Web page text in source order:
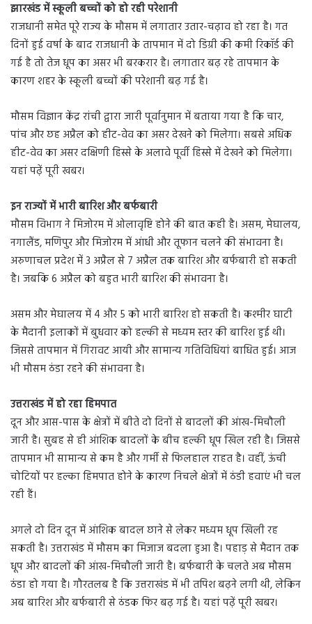
झारखंड में स्कूली बच्चों को हो रही परेशानी
राजधानी समेत पूरे राज्य के मौसम में लगातार उतार-चढ़ाव हो रहा है। गत
दिनों हुई वर्षा के बाद राजधानी के तापमान में दो डिग्री की कमी रिकॉर्ड की
गई है तो तेज धूप का असर भी बरकरार है। लगातार बढ़ रहे तापमान के
कारण शहर के स्कूली बच्चों की परेशानी बढ़ गई है।
मौसम विज्ञान केंद्र रांची द्वारा जारी पूर्वानुमान में बताया गया है कि चार,
पांच और छह अप्रैल को हीट-वेव का असर देखने को मिलेगा। सबसे अधिक
हीट-वेव का असर दक्षिणी हिस्से के अलावे पूर्वी हिस्से में देखने को मिलेगा।
यहां पढ़ें पूरी खबर।
इन राज्यों में भारी बारिश और बर्फबारी
मौसम विभाग ने मिजोरम में ओलावृष्टि होने की बात कही है। असम, मेघालय,
नगालैंड, मणिपुर और मिजोरम में आंधी और तूफान चलने की संभावना है।
अरुणाचल प्रदेश में 3 अप्रैल से 7 अप्रैल तक बारिश और बर्फबारी हो सकती
है। जबकि 6 अप्रैल को बहुत भारी बारिश की संभावना है।
असम और मेघालय में 4 और 5 को भारी बारिश हो सकती है। कश्मीर घाटी
के मैदानी इलाकों में बुधवार को हल्की से मध्यम स्तर की बारिश हुई थी।
जिससे तापमान में गिरावट आयी और सामान्य गतिविधियां बाधित हुई। आज
भी मौसम ठंडा रहने की संभावना है।
उत्तराखंड में हो रहा हिमपात
दून और आस-पास के क्षेत्रों में बीते दो दिनों से बादलों की आंख-मिचौली
जारी है। सुबह से ही आंशिक बादलों के बीच हल्की धूप खिल रही है। जिससे
तापमान भी सामान्य से कम है और गर्मी से फिलहाल राहत है। वहीं, ऊंची
चोटियों पर हल्का हिमपात होने के कारण निचले क्षेत्रों में ठंडी हवाएं भी चल
रही हैं।
अगले दो दिन दून में आंशिक बादल छाने से लेकर मध्यम धूप खिली रह
सकती है। उत्तराखंड में मौसम का मिजाज बदला हुआ है। पहाड़ से मैदान तक
धूप और बादलों की आंख-मिचौली जारी है। बर्फबारी के चलते अब मौसम
ठंडा हो गया है। गौरतलब है कि उत्तराखंड में भी तपिश बढ़ने लगी थी, लेकिन
अब बारिश और बर्फबारी से ठंडक फिर बढ़ गई है। यहां पढ़ें पूरी खबर।